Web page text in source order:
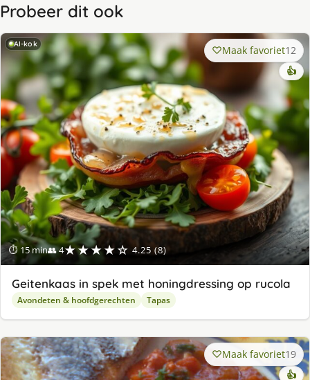
Probeer dit ook
AI-kok
⏱ 15 min👥 4★★★★☆ 4.25 (8)
Maak favoriet12
👍
Geitenkaas in spek met honingdressing op rucola
Avondeten & hoofdgerechten Tapas
Maak favoriet19
👍